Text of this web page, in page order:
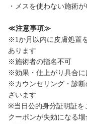
・メスを使わない施術
≪注意事項≫
※1か月以内に皮膚処置
あります
※施術者の指名不可
※効果・仕上がり具合に
※カウンセリング・診
ざいます
※当日公的身分証明証を
クーポンが失効になる場